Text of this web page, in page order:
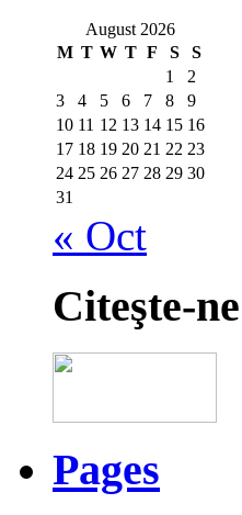
August 2026
M T W T F S
S
1
2
3
4 5 6 7 8
9
10 11 12 13 14 15 16
17 18 19 20 21 22 23
24 25 26 27 28 29 30
31
« Oct
Citeşte-
Pages